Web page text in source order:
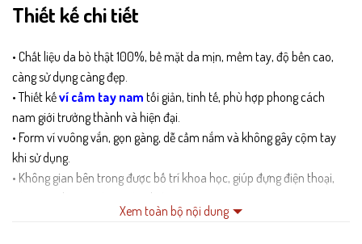
Thiết kế chi tiết
• Chất liệu da bò thật 100%, bề mặt da mịn, mềm tay, độ bền cao,
càng sử dụng càng đẹp.
• Thiết kếví cầm tay nam tối giản, tinh tế, phù hợp phong cách
nam giới trưởng thành và hiện đại.
• Form ví vuông vắn, gọn gàng, dễ cầm nắm và không gây cộm tay
khi sử dụng.
• Không gian bên trong được bố trí khoa học, giúp đựng điện thoại,
tiền mặt, thẻ và giấy tờ cần thiết.
• Khóa kéo chắc chắn, trơn mượt, đảm bảo an toàn cho đồ dùng bên
Xem toàn bộ nội dung